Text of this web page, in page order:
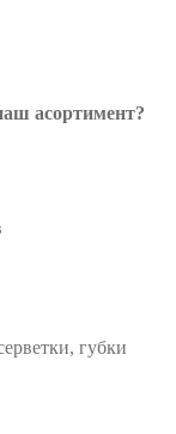
асортимент?
губки